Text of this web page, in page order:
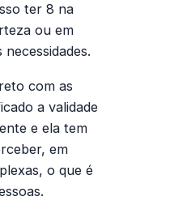
ter 8 na
ou em
com as
a validade
e ela tem
em
o que é